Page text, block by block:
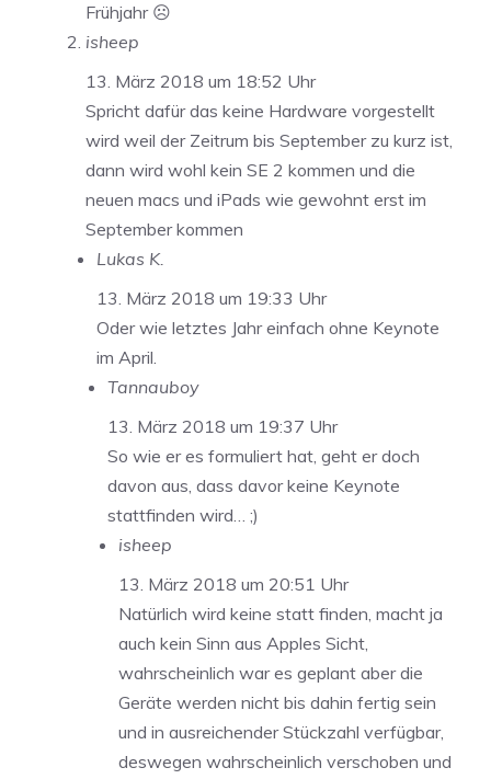
Frühjahr ☹️
isheep
13. März 2018 um 18:52 Uhr
Spricht dafür das keine Hardware vorgestellt
wird weil der Zeitrum bis September zu kurz ist,
dann wird wohl kein SE 2 kommen und die
neuen macs und iPads wie gewohnt erst im
September kommen
Lukas K.
13. März 2018 um 19:33 Uhr
Oder wie letztes Jahr einfach ohne Keynote
im April.
Tannauboy
13. März 2018 um 19:37 Uhr
So wie er es formuliert hat, geht er doch
davon aus, dass davor keine Keynote
stattfinden wird… ;)
isheep
13. März 2018 um 20:51 Uhr
Natürlich wird keine statt finden, macht ja
auch kein Sinn aus Apples Sicht,
wahrscheinlich war es geplant aber die
Geräte werden nicht bis dahin fertig sein
und in ausreichender Stückzahl verfügbar,
deswegen wahrscheinlich verschoben und